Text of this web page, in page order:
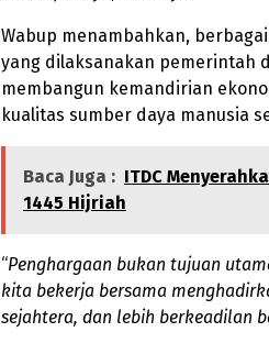
Wabup menambahkan,
yang dilaksanakan pemerintah
membangun kemandirian
kualitas sumber daya manusia
Baca Juga : ITDC
1445 Hijriah
“Penghargaan bukan tujuan
kita bekerja bersama
sejahtera, dan lebih berkeadilan